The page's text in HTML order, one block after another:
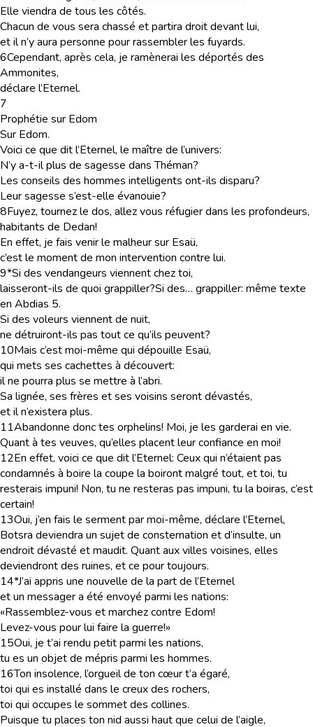
Elle viendra de tous les côtés.
Chacun de vous sera chassé et partira droit devant lui,
et il n’y aura personne pour rassembler les fuyards.
6Cependant, après cela, je ramènerai les déportés des
Ammonites,
déclare l’Eternel.
7
Prophétie sur Edom
Sur Edom.
Voici ce que dit l’Eternel, le maître de l’univers:
N’y a-t-il plus de sagesse dans Théman?
Les conseils des hommes intelligents ont-ils disparu?
Leur sagesse s’est-elle évanouie?
8Fuyez, tournez le dos, allez vous réfugier dans les profondeurs,
habitants de Dedan!
En effet, je fais venir le malheur sur Esaü,
c’est le moment de mon intervention contre lui.
9*Si des vendangeurs viennent chez toi,
laisseront-ils de quoi grappiller?Si des… grappiller: même texte
en Abdias 5.
Si des voleurs viennent de nuit,
ne détruiront-ils pas tout ce qu’ils peuvent?
10Mais c’est moi-même qui dépouille Esaü,
qui mets ses cachettes à découvert:
il ne pourra plus se mettre à l’abri.
Sa lignée, ses frères et ses voisins seront dévastés,
et il n’existera plus.
11Abandonne donc tes orphelins! Moi, je les garderai en vie.
Quant à tes veuves, qu’elles placent leur confiance en moi!
12En effet, voici ce que dit l’Eternel: Ceux qui n’étaient pas
condamnés à boire la coupe la boiront malgré tout, et toi, tu
resterais impuni! Non, tu ne resteras pas impuni, tu la boiras, c’est
certain!
13Oui, j’en fais le serment par moi-même, déclare l’Eternel,
Botsra deviendra un sujet de consternation et d’insulte, un
endroit dévasté et maudit. Quant aux villes voisines, elles
deviendront des ruines, et ce pour toujours.
14*J’ai appris une nouvelle de la part de l’Eternel
et un messager a été envoyé parmi les nations:
«Rassemblez-vous et marchez contre Edom!
Levez-vous pour lui faire la guerre!»
15Oui, je t’ai rendu petit parmi les nations,
tu es un objet de mépris parmi les hommes.
16Ton insolence, l’orgueil de ton cœur t’a égaré,
toi qui es installé dans le creux des rochers,
toi qui occupes le sommet des collines.
Puisque tu places ton nid aussi haut que celui de l’aigle,